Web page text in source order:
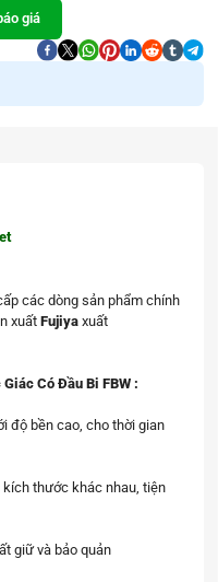
giá
các dòng sản phẩm chính
xuất Fujiya xuất
Có Đầu Bi FBW :
độ bền cao, cho thời gian
thước khác nhau, tiện
giữ và bảo quản